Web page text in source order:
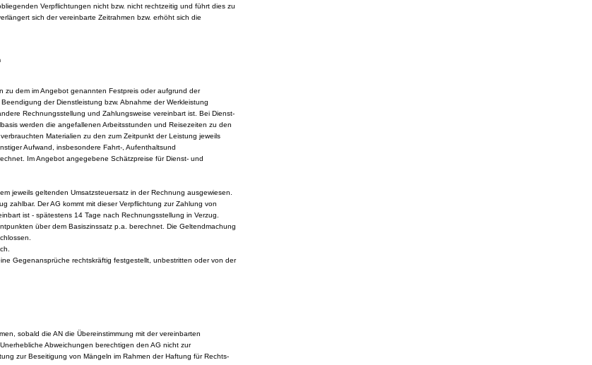
Verpflichtungen nicht bzw. nicht rechtzeitig und führt dies zu
sich der vereinbarte Zeitrahmen bzw. erhöht sich die
zu dem im Angebot genannten Festpreis oder aufgrund der
der Dienstleistung bzw. Abnahme der Werkleistung
Rechnungsstellung und Zahlungsweise vereinbart ist. Bei Dienst-
werden die angefallenen Arbeitsstunden und Reisezeiten zu den
Materialien zu den zum Zeitpunkt der Leistung jeweils
Aufwand, insbesondere Fahrt-, Aufenthaltsund
Im Angebot angegebene Schätzpreise für Dienst- und
jeweils geltenden Umsatzsteuersatz in der Rechnung ausgewiesen.
zahlbar. Der AG kommt mit dieser Verpflichtung zur Zahlung von
ist - spätestens 14 Tage nach Rechnungsstellung in Verzug.
über dem Basiszinssatz p.a. berechnet. Die Geltendmachung
Gegenansprüche rechtskräftig festgestellt, unbestritten oder von der
sobald die AN die Übereinstimmung mit der vereinbarten
Abweichungen berechtigen den AG nicht zur
zur Beseitigung von Mängeln im Rahmen der Haftung für Rechts-